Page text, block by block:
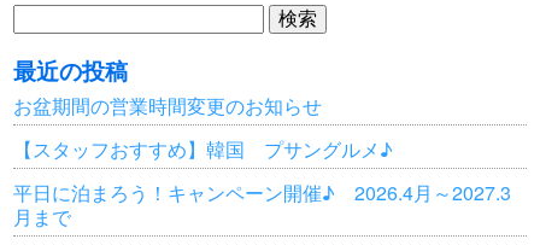
検
索:
最近の投稿
お盆期間の営業時間変更のお知らせ
【スタッフおすすめ】韓国 プサングルメ♪
平日に泊まろう！キャンペーン開催♪ 2026.4月～2027.3
月まで